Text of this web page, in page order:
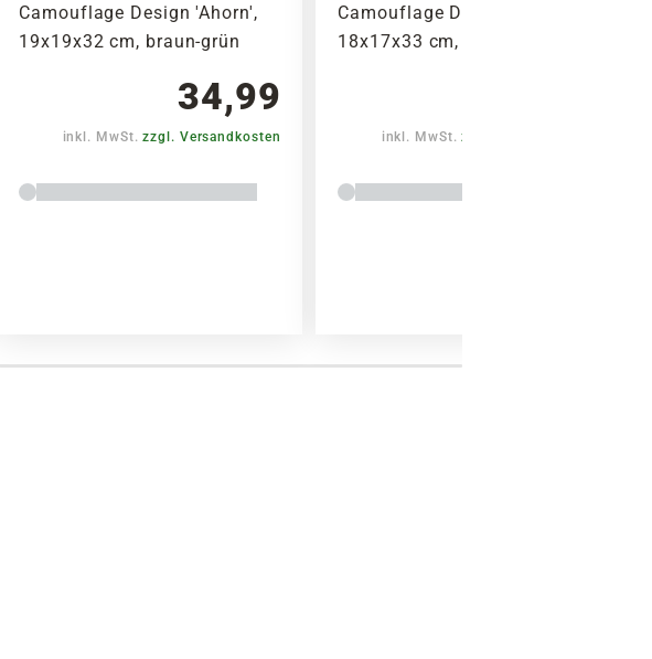
Camouflage Design 'Ahorn',
19x19x32 cm, braun-grün
34,99
inkl. MwSt.zzgl. Versandkosten
Camouflage Design 'Birke',
18x17x33 cm, braun-grün
inkl. MwSt.zzgl. Versandkosten